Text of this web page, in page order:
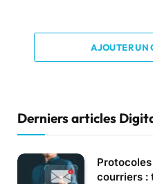
AJOUTER UN
Derniers articles
courriers :